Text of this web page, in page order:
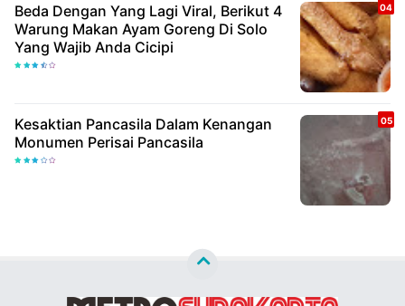
Beda Dengan Yang Lagi Viral, Berikut 4
Warung Makan Ayam Goreng Di Solo
Yang Wajib Anda Cicipi
Kesaktian Pancasila Dalam Kenangan
Monumen Perisai Pancasila